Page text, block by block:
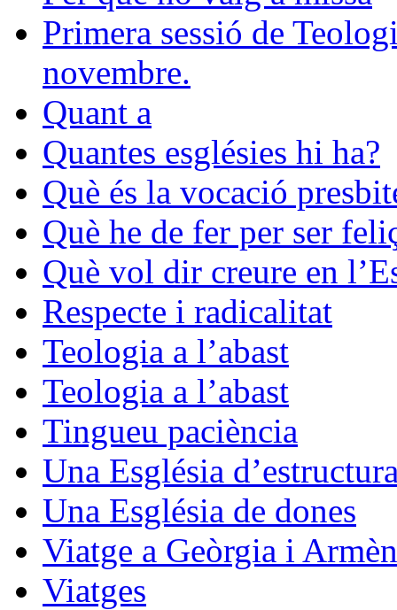
Primera sessió de
novembre.
Quant a
Quantes esglésies hi ha?
Què és la vocació
Què he de fer per ser
Què vol dir creure en
Respecte i radicalitat
Teologia a l’abast
Teologia a l’abast
Tingueu paciència
Una Església
Una Església de dones
Viatge a Geòrgia i
Viatges